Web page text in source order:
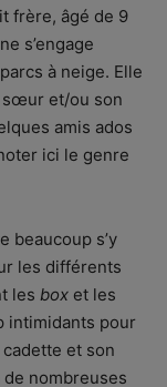
frère, âgé de 9
s’engage
à neige. Elle
sœur et/ou son
amis ados
ici le genre
beaucoup s’y
les différents
les box et les
intimidants pour
et son
nombreuses